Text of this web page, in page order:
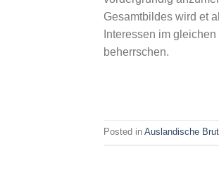
Gesamtbildes wird et
Interessen im
beherrschen.
Posted in Auslandische